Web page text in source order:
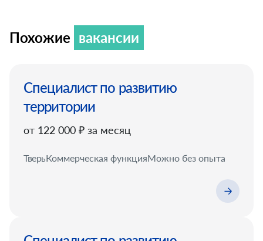
Похожие вакансии
Специалист по развитию
территории
от 122 000 ₽ за месяц
ТверьКоммерческая функцияМожно без опыта